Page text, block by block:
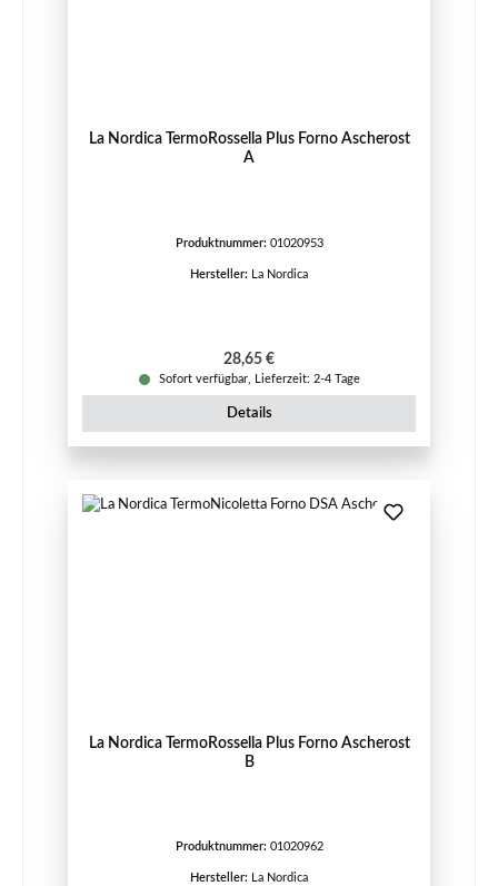
La Nordica TermoRossella Plus Forno Ascherost
A
Produktnummer: 01020953
Hersteller: La Nordica
Regulärer Preis:
28,65 €
Sofort verfügbar, Lieferzeit: 2-4 Tage
Details
La Nordica TermoRossella Plus Forno Ascherost
B
Produktnummer: 01020962
Hersteller: La Nordica